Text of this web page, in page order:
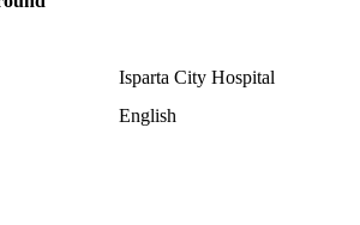
Isparta City Hospital
English